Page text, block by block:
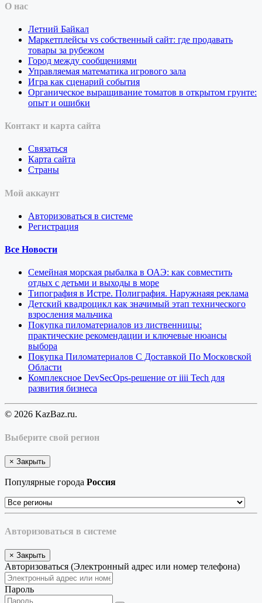
О нас
Летний Байкал
Маркетплейсы vs собственный сайт: где продавать
товары за рубежом
Город между сообщениями
Управляемая математика игрового зала
Игра как сценарий события
Органическое выращивание томатов в открытом грунте:
опыт и ошибки
Контакт и карта сайта
Связаться
Карта сайта
Страны
Мой аккаунт
Авторизоваться в системе
Регистрация
Все Новости
Семейная морская рыбалка в ОАЭ: как совместить
отдых с детьми и выходы в море
Типография в Истре. Полиграфия. Наружнаяя реклама
Детский квадроцикл как значимый этап технического
взросления мальчика
Покупка пиломатериалов из лиственницы:
практические рекомендации и ключевые нюансы
выбора
Покупка Пиломатериалов С Доставкой По Московской
Области
Комплексное DevSecOps-решение от iiii Tech для
развития бизнеса
© 2026 KazBaz.ru.
Выберите свой регион
× Закрыть
Популярные города Россия
Авторизоваться в системе
× Закрыть
Авторизоваться (Электронный адрес или номер телефона)
Пароль